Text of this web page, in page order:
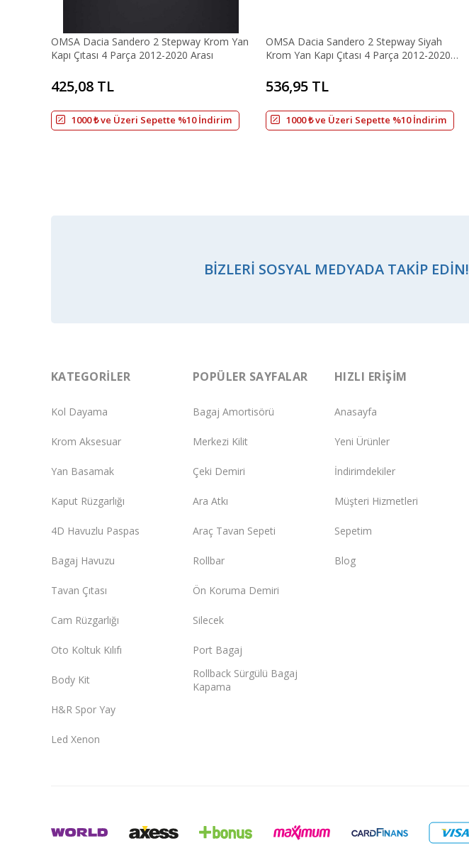
OMSA Dacia Sandero 2 Stepway Krom Yan
Kapı Çıtası 4 Parça 2012-2020 Arası
425,08 TL
1000 ₺ ve Üzeri Sepette %10 İndirim
OMSA Dacia Sandero 2 Stepway Siyah
Krom Yan Kapı Çıtası 4 Parça 2012-2020
536,95 TL
1000 ₺ ve Üzeri Sepette %10 İndirim
BIZLERI SOSYAL MEDYADA TAKIP EDIN!
KATEGORILER
Kol Dayama
Krom Aksesuar
Yan Basamak
Kaput Rüzgarlığı
4D Havuzlu Paspas
Bagaj Havuzu
Tavan Çıtası
Cam Rüzgarlığı
Oto Koltuk Kılıfı
Body Kit
H&R Spor Yay
Led Xenon
POPÜLER SAYFALAR
Bagaj Amortisörü
Merkezi Kilit
Çeki Demiri
Ara Atkı
Araç Tavan Sepeti
Rollbar
Ön Koruma Demiri
Silecek
Port Bagaj
Rollback Sürgülü Bagaj
Kapama
HIZLI ERIŞIM
Anasayfa
Yeni Ürünler
İndirimdekiler
Müşteri Hizmetleri
Sepetim
Blog